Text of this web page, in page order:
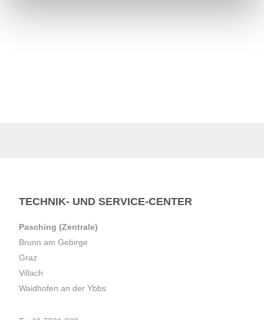
TECHNIK- UND SERVICE-CENTER
Pasching (Zentrale)
Brunn am Gebirge
Graz
Villach
Waidhofen an der Ybbs